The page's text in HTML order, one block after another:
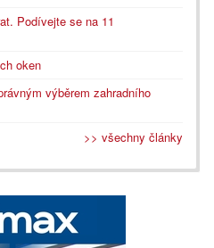
Podívejte se na 11
oken
výběrem zahradního
>> všechny články